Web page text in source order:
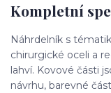
Kompletní
Náhrdelník s
chirurgické oceli a
lahví. Kovové části
návrhu, barevné